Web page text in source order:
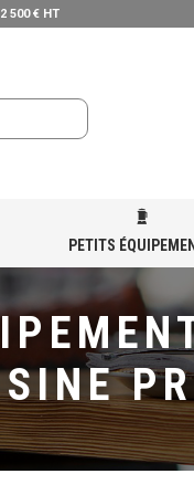
500 € HT
PETITS